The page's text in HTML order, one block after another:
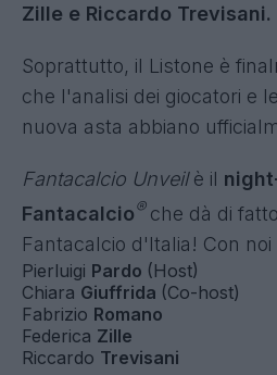
Zille e Riccardo Trevisani.
Soprattutto, il Listone è
che l'analisi dei giocatori e
nuova asta abbiano
Fantacalcio Unveilè il
Fantacalcio® che dà di
Fantacalcio d'Italia! Con noi
Pierluigi Pardo (Host)
Chiara Giuffrida (Co-host)
Fabrizio Romano
Federica Zille
Riccardo Trevisani